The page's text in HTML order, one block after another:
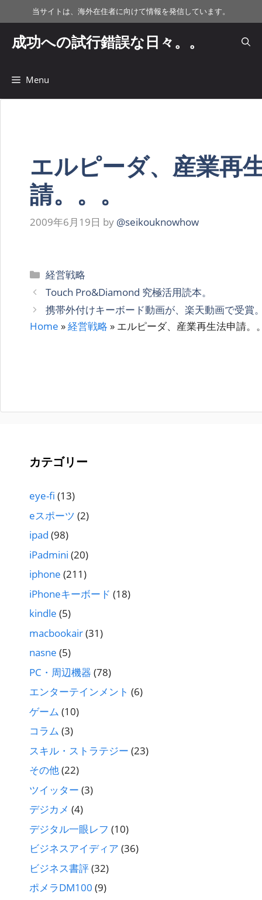
ン
当サイトは、海外在住者に向けて情報を発信しています。
成功への試行錯誤な日々。。
Menu
エルピーダ、産業再
請。。。
2009年6月19日 by @seikouknowhow
カ
テ
リ
ー
経営戦略
Touch Pro&Diamond 究極活用読本。
携帯外付けキーボード動画が、楽天動画で受賞
Home »経営戦略 » エルピーダ、産業再生法申請。
カテゴリー
eye-fi (13)
eスポーツ (2)
ipad (98)
iPadmini (20)
iphone (211)
iPhoneキーボード (18)
kindle (5)
macbookair(31)
nasne (5)
PC・周辺機器 (78)
エンターテインメント (6)
ゲーム (10)
コラム (3)
スキル・ストラテジー (23)
その他(22)
ツイッター (3)
デジカメ (4)
デジタル一眼レフ (10)
ビジネスアイディア (36)
ビジネス書評(32)
ポメラDM100 (9)